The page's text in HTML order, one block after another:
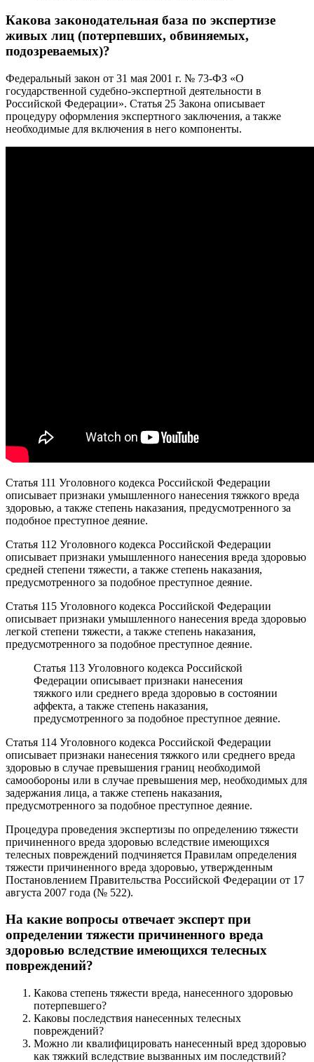
Какова законодательная база по экспертизе
живых лиц (потерпевших, обвиняемых,
подозреваемых)?
Федеральный закон от 31 мая 2001 г. № 73-ФЗ «О
государственной судебно-экспертной деятельности в
Российской Федерации». Статья 25 Закона описывает
процедуру оформления экспертного заключения, а также
необходимые для включения в него компоненты.
Статья 111 Уголовного кодекса Российской Федерации
описывает признаки умышленного нанесения тяжкого вреда
здоровью, а также степень наказания, предусмотренного за
подобное преступное деяние.
Статья 112 Уголовного кодекса Российской Федерации
описывает признаки умышленного нанесения вреда здоровью
средней степени тяжести, а также степень наказания,
предусмотренного за подобное преступное деяние.
Статья 115 Уголовного кодекса Российской Федерации
описывает признаки умышленного нанесения вреда здоровью
легкой степени тяжести, а также степень наказания,
предусмотренного за подобное преступное деяние.
Статья 113 Уголовного кодекса Российской
Федерации описывает признаки нанесения
тяжкого или среднего вреда здоровью в состоянии
аффекта, а также степень наказания,
предусмотренного за подобное преступное деяние.
Статья 114 Уголовного кодекса Российской Федерации
описывает признаки нанесения тяжкого или среднего вреда
здоровью в случае превышения границ необходимой
самообороны или в случае превышения мер, необходимых для
задержания лица, а также степень наказания,
предусмотренного за подобное преступное деяние.
Процедура проведения экспертизы по определению тяжести
причиненного вреда здоровью вследствие имеющихся
телесных повреждений подчиняется Правилам определения
тяжести причиненного вреда здоровью, утвержденным
Постановлением Правительства Российской Федерации от 17
августа 2007 года (№ 522).
На какие вопросы отвечает эксперт при
определении тяжести причиненного вреда
здоровью вследствие имеющихся телесных
повреждений?
Какова степень тяжести вреда, нанесенного здоровью
потерпевшего?
Каковы последствия нанесенных телесных
повреждений?
Можно ли квалифицировать нанесенный вред здоровью
как тяжкий вследствие вызванных им последствий?